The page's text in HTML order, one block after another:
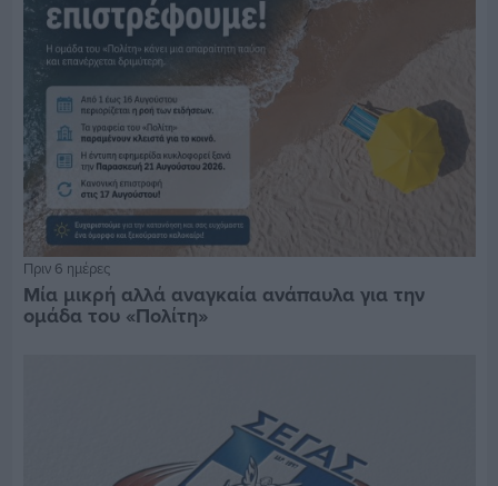
Πριν 6 ημέρες
Μία μικρή αλλά αναγκαία ανάπαυλα για την
ομάδα του «Πολίτη»